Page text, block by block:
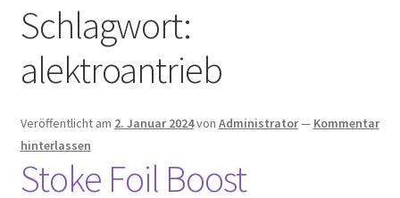
Vorsicht Internetbetrug
Über FunShop
Impressum
Zum Onlineshop in der Web Version
Schlagwort:
alektroantrieb
Veröffentlicht am 2. Januar 2024von Administrator— Kommentar
hinterlassen
Stoke Foil Boost